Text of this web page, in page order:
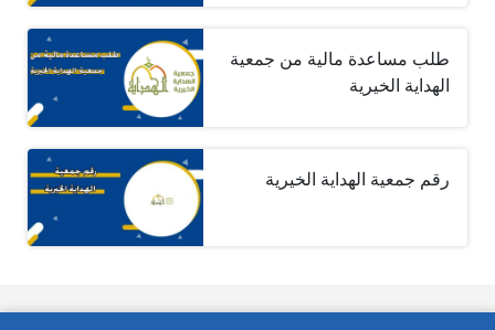
طلب مساعدة مالية من جمعية
الهداية الخيرية
رقم جمعية الهداية الخيرية